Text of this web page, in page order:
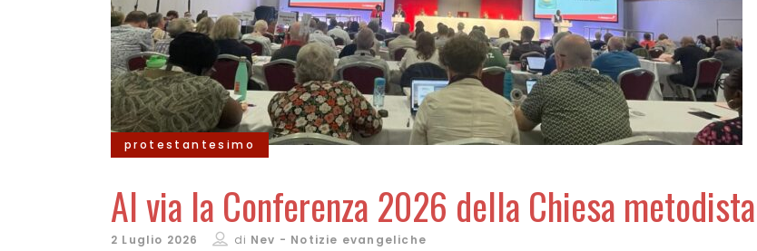
protestantesimo
Al via la Conferenza 2026 della Chiesa
2 Luglio 2026 di Nev - Notizie evangeliche